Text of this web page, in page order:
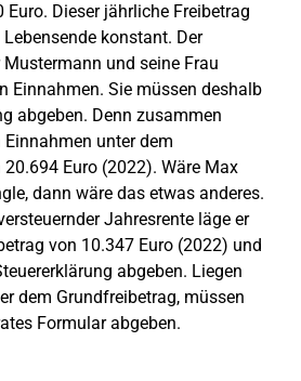
Dieser jährliche Freibetrag
konstant. Der
und seine Frau
Einnahmen. Sie müssen deshalb
abgeben. Denn zusammen
unter dem
Euro (2022). Wäre Max
dann wäre das etwas anderes.
Jahresrente läge er
von 10.347 Euro (2022) und
abgeben. Liegen
dem Grundfreibetrag, müssen
Formular abgeben.